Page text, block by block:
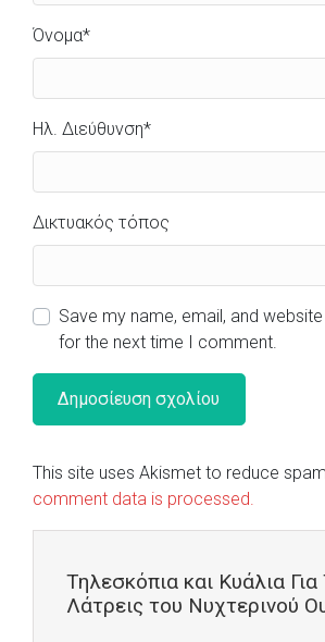
Όνομα*
Ηλ. Διεύθυνση*
Δικτυακός τόπος
Save my name, email, and
for the next time I comment.
This site uses Akismet to reduce
comment data is processed.
Τηλεσκόπια και Κυάλια Για
Λάτρεις του Νυχτερινού